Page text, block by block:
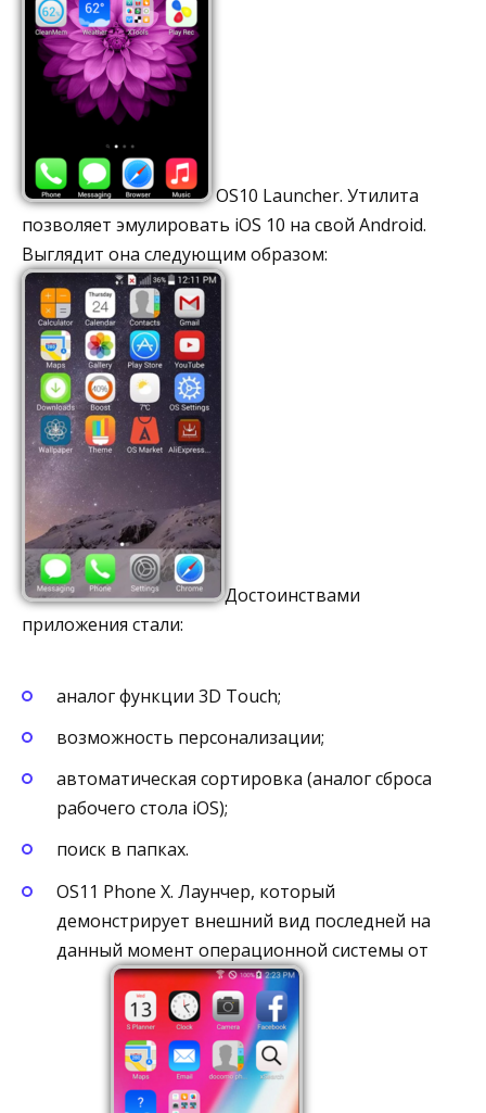
OS10 Launcher. Утилита
позволяет эмулировать iOS 10 на свой Android.
Выглядит она следующим образом:
Достоинствами
приложения стали:
аналог функции 3D Touch;
возможность персонализации;
автоматическая сортировка (аналог сброса
рабочего стола iOS);
поиск в папках.
OS11 Phone X. Лаунчер, который
демонстрирует внешний вид последней на
данный момент операционной системы от